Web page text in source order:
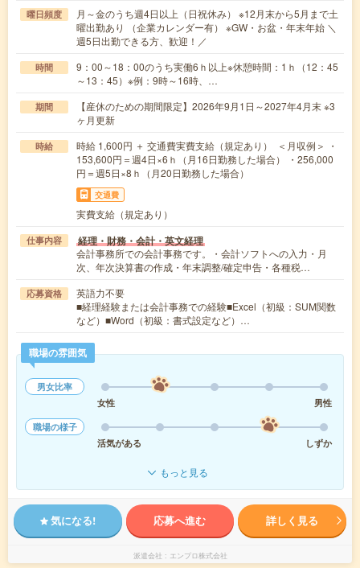
曜日頻度
月～金のうち週4日以上（日祝休み） ※12月末から5月まで土
曜出勤あり （企業カレンダー有） ※GW・お盆・年末年始 ＼
週5日出勤できる方、歓迎！／
時間
9：00～18：00のうち実働6ｈ以上※休憩時間：1ｈ（12：45
～13：45）※例：9時～16時、…
期間
【産休のための期間限定】2026年9月1日～2027年4月末 ※3
ヶ月更新
時給
時給 1,600円 ＋ 交通費実費支給（規定あり） ＜月収例＞ ・
153,600円＝週4日×6ｈ（月16日勤務した場合） ・256,000
円＝週5日×8ｈ（月20日勤務した場合）
交通費
実費支給（規定あり）
仕事内容 経理・財務・会計・英文経理
会計事務所での会計事務です。・会計ソフトへの入力・月
次、年次決算書の作成・年末調整/確定申告・各種税…
応募資格
英語力不要
■経理経験または会計事務での経験■Excel（初級：SUM関数
など）■Word（初級：書式設定など）…
職場の雰囲気
男女比率
女性
男性
職場の様子
活気がある
しずか
もっと見る
気になる! 応募へ進む 詳しく見る
派遣会社 エンプロ株式会社